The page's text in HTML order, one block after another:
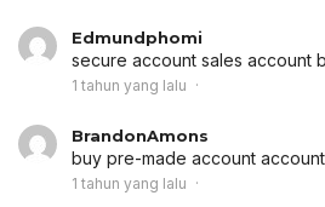
Edmundphomi
secure account sales account
1 tahun yang lalu
BrandonAmons
buy pre-made account
1 tahun yang lalu